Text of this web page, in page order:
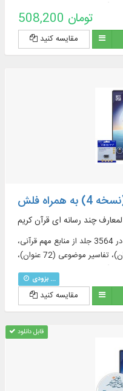
قسمت دانشنامه)، منابع تفسیر و علوم قرآنی (319 عنوان)، فرهنگنامه‌ها (52
پرسمان‌های قرآنی (32 عنوان)
508,200 تومان
مقایسه کنید
فلش
چند رسانه ای قرآن کریم
ارائه متن 903 عنوان کتاب و رساله در 3564 جلد از منابع مهم قرآنی،
همچون: تفاسیر ترتیبی (463 عنوان)، تفاسیر موضوعی (72 عنوان)،
ترجمه‌های قرآن (57 عنوان + 23 ترجمه برگرفته + 60 ترجمه خارجی در
قسمت دانشنامه)، منابع تفسیر و علوم قرآنی (319 عنوان)، فرهنگنامه‌ها (52
پرسمان‌های قرآنی (32 عنوان)
بزودی ...
مقایسه کنید
قابل دانلود